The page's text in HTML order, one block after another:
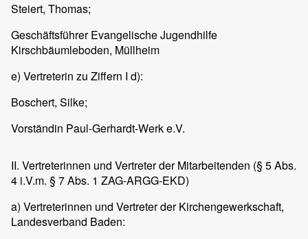
Steiert, Thomas;
Geschäftsführer Evangelische Jugendhilfe
Kirschbäumleboden, Müllheim
e) Vertreterin zu Ziffern I d):
Boschert, Silke;
Vorständin Paul-Gerhardt-Werk e.V.
II. Vertreterinnen und Vertreter der Mitarbeitenden (§ 5 Abs.
4 i.V.m. § 7 Abs. 1 ZAG-ARGG-EKD)
a) Vertreterinnen und Vertreter der Kirchengewerkschaft,
Landesverband Baden: